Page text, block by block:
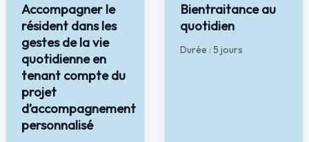
Accompagner le
résident dans les
gestes de la vie
quotidienne en
tenant compte du
projet
d’accompagnement
personnalisé
Bientraitance au
quotidien
Durée : 5 jours